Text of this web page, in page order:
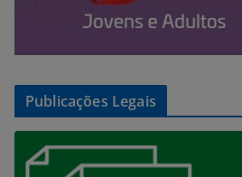
Publicações Legais